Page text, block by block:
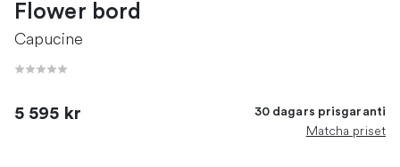
Flower bord
Capucine
5 595 kr 30 dagars prisgaranti
Matcha priset